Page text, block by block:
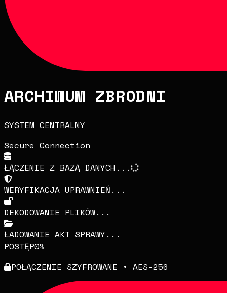
ARCHIWUM ZBRODNI
SYSTEM CENTRALNY
Secure Connection
ŁĄCZENIE Z BAZĄ DANYCH...
WERYFIKACJA UPRAWNIEŃ...
DEKODOWANIE PLIKÓW...
ŁADOWANIE AKT SPRAWY...
POSTĘP0%
POŁĄCZENIE SZYFROWANE • AES-256